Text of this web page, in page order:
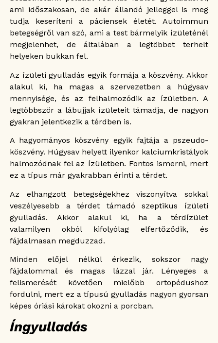
ami időszakosan, de akár állandó jelleggel is meg
tudja keseríteni a páciensek életét. Autoimmun
betegségről van szó, ami a test bármelyik ízületénél
megjelenhet, de általában a legtöbbet terhelt
helyeken bukkan fel.
Az ízületi gyulladás egyik formája a köszvény. Akkor
alakul ki, ha magas a szervezetben a húgysav
mennyisége, és az felhalmozódik az ízületben. A
legtöbbször a lábujjak ízületeit támadja, de nagyon
gyakran jelentkezik a térdben is.
A hagyományos köszvény egyik fajtája a pszeudo-
köszvény. Húgysav helyett ilyenkor kalciumkristályok
halmozódnak fel az ízületben. Fontos ismerni, mert
ez a típus már gyakrabban érinti a térdet.
Az elhangzott betegségekhez viszonyítva sokkal
veszélyesebb a térdet támadó szeptikus ízületi
gyulladás. Akkor alakul ki, ha a térdízület
valamilyen okból kifolyólag elfertőződik, és
fájdalmasan megduzzad.
Minden előjel nélkül érkezik, sokszor nagy
fájdalommal és magas lázzal jár. Lényeges a
felismerését követően mielőbb ortopédushoz
fordulni, mert ez a típusú gyulladás nagyon gyorsan
képes óriási károkat okozni a porcban.
Íngyulladás